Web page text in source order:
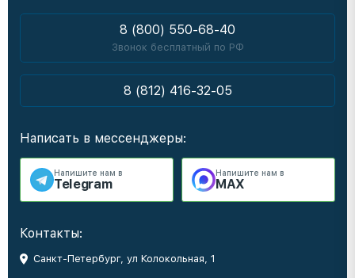
8 (800) 550-68-40
Звонок бесплатный по РФ
8 (812) 416-32-05
Написать в мессенджеры:
Напишите нам в
Telegram
Напишите нам в
MAX
Контакты:
Санкт-Петербург, ул Колокольная, 1